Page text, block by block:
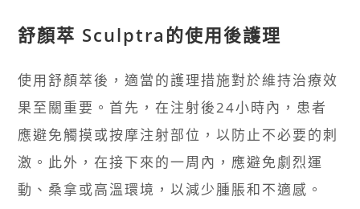
舒顏萃 Sculptra的使用後護理
使用舒顏萃後，適當的護理措施對於維持治療效
果至關重要。首先，在注射後24小時內，患者
應避免觸摸或按摩注射部位，以防止不必要的刺
激。此外，在接下來的一周內，應避免劇烈運
動、桑拿或高溫環境，以減少腫脹和不適感。